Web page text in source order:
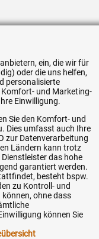
ein, die wir für
oder die uns helfen,
personalisierte
und Marketing-
Einwilligung.
Sie den Komfort- und
Dies umfasst auch Ihre
zur Datenverarbeitung
Ländern kann trotz
das hohe
garantiert werden.
besteht bspw.
zu Kontroll- und
ohne dass
können Sie